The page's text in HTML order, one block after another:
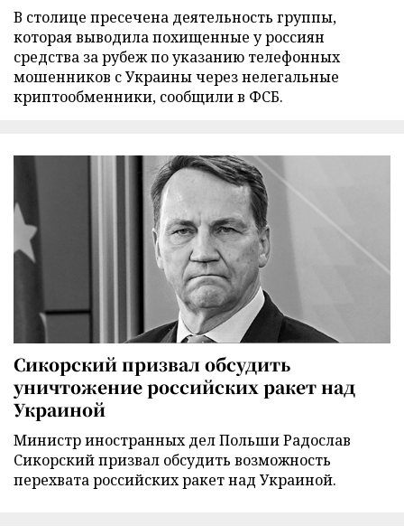
В столице пресечена деятельность группы,
которая выводила похищенные у россиян
средства за рубеж по указанию телефонных
мошенников с Украины через нелегальные
криптообменники, сообщили в ФСБ.
Сикорский призвал обсудить
уничтожение российских ракет над
Украиной
Министр иностранных дел Польши Радослав
Сикорский призвал обсудить возможность
перехвата российских ракет над Украиной.